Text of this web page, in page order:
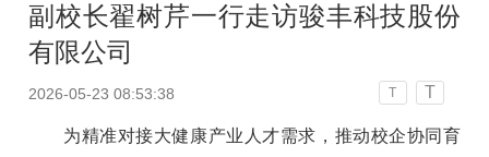
副校长翟树芹一行走访骏丰科技股份
有限公司
2026-05-23 08:53:38 T T
为精准对接大健康产业人才需求，推动校企协同育